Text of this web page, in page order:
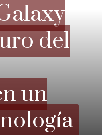
del
un